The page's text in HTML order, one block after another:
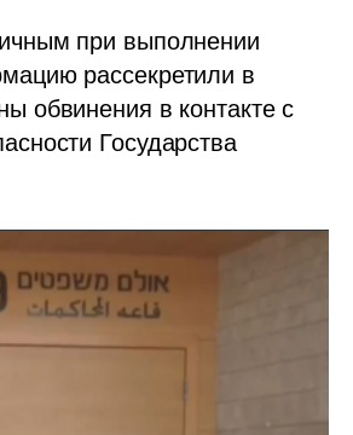
при выполнении
рассекретили в
обвинения в контакте с
Государства